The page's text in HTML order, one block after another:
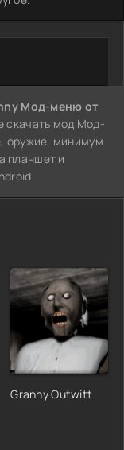
Мод-меню от
скачать мод Мод-
оружие, минимум
планшет и
Granny Outwitt